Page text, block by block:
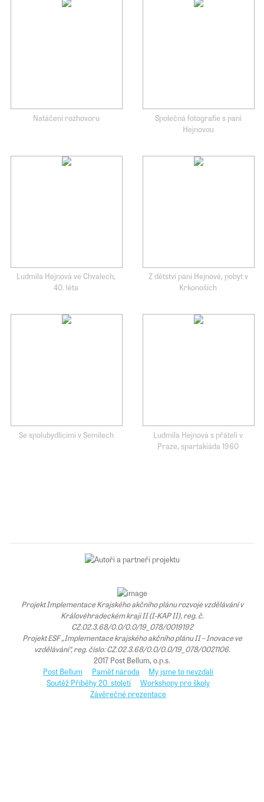
Natáčení rozhovoru
Společná fotografie s paní
Hejnovou
Ludmila Hejnová ve Chvalech,
40. léta
Z dětství paní Hejnové, pobyt v
Krkonoších
Se spolubydlícími v Semilech
Ludmila Hejnová s přáteli v
Praze, spartakiáda 1960
Projekt Implementace Krajského akčního plánu rozvoje vzdělávání v
Královéhradeckém kraji II (I-KAP II), reg. č.
CZ.02.3.68/0.0/0.0/19_078/0019192
Projekt ESF „Implementace krajského akčního plánu II – Inovace ve
vzdělávání“, reg. číslo: CZ.02.3.68/0.0/0.0/19_078/0021106.
2017 Post Bellum, o.p.s.
Post Bellum
Paměť národa
My jsme to nevzdali
Soutěž Příběhy 20. století
Workshopy pro školy
Závěrečné prezentace